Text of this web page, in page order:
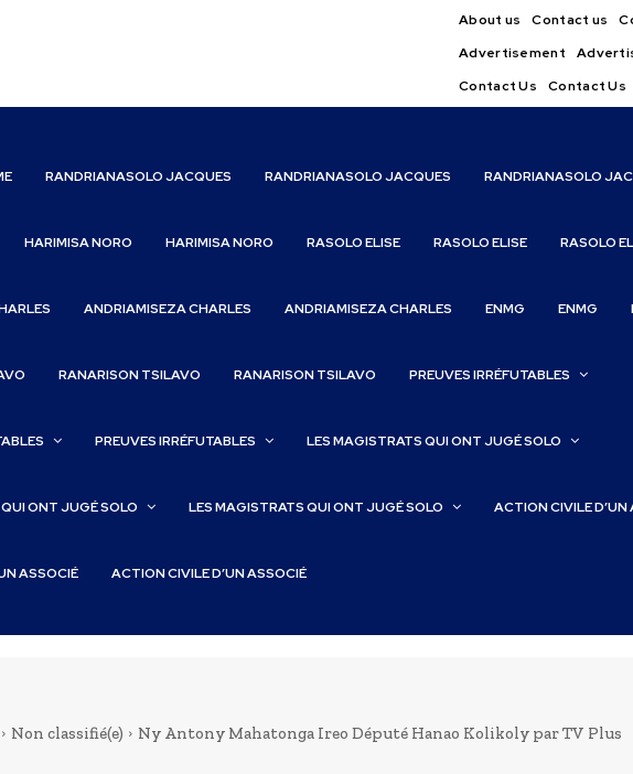
About us Contact us
Advertisement
Contact Us
Contact Us
RANDRIANASOLO JACQUES RANDRIANASOLO JACQUES RANDRIANASOLO
HARIMISA NORO HARIMISA NORO RASOLO ELISE RASOLO ELISE RASOLO
ANDRIAMISEZA CHARLES ANDRIAMISEZA CHARLES ENMG ENMG
RANARISON TSILAVO RANARISON TSILAVO PREUVES IRRÉFUTABLES
PREUVES IRRÉFUTABLES LES MAGISTRATS QUI ONT JUGÉ SOLO
ONT JUGÉ SOLO LES MAGISTRATS QUI ONT JUGÉ SOLO ACTION CIVILE D’UN
ASSOCIÉ ACTION CIVILE D’UN ASSOCIÉ
Non classifié(e) Ny Antony Mahatonga Ireo Député Hanao Kolikoly par TV Plus